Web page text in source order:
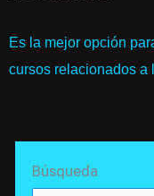
Es la mejor opción
cursos relacionados a
Búsqueda
for: